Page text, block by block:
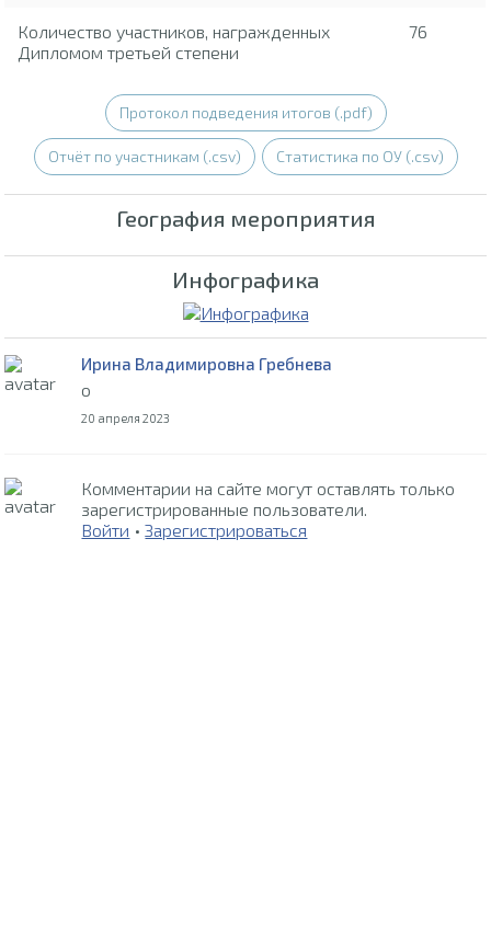
Количество участников, награжденных
Дипломом третьей степени
76
Протокол подведения итогов (.pdf)
Отчёт по участникам (.csv) Статистика по ОУ (.csv)
География мероприятия
Инфографика
Ирина Владимировна Гребнева
о
20 апреля 2023
Комментарии на сайте могут оставлять только
зарегистрированные пользователи.
Войти •Зарегистрироваться